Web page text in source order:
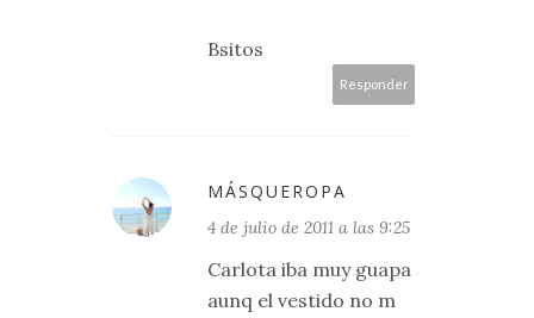
Bsitos
Responder
MÁSQUEROPA
4 de julio de 2011 a las 9:25
Carlota iba muy guapa
aunq el vestido no m